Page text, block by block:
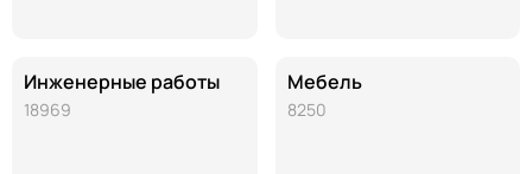
Инженерные работы
18969
Мебель
8250